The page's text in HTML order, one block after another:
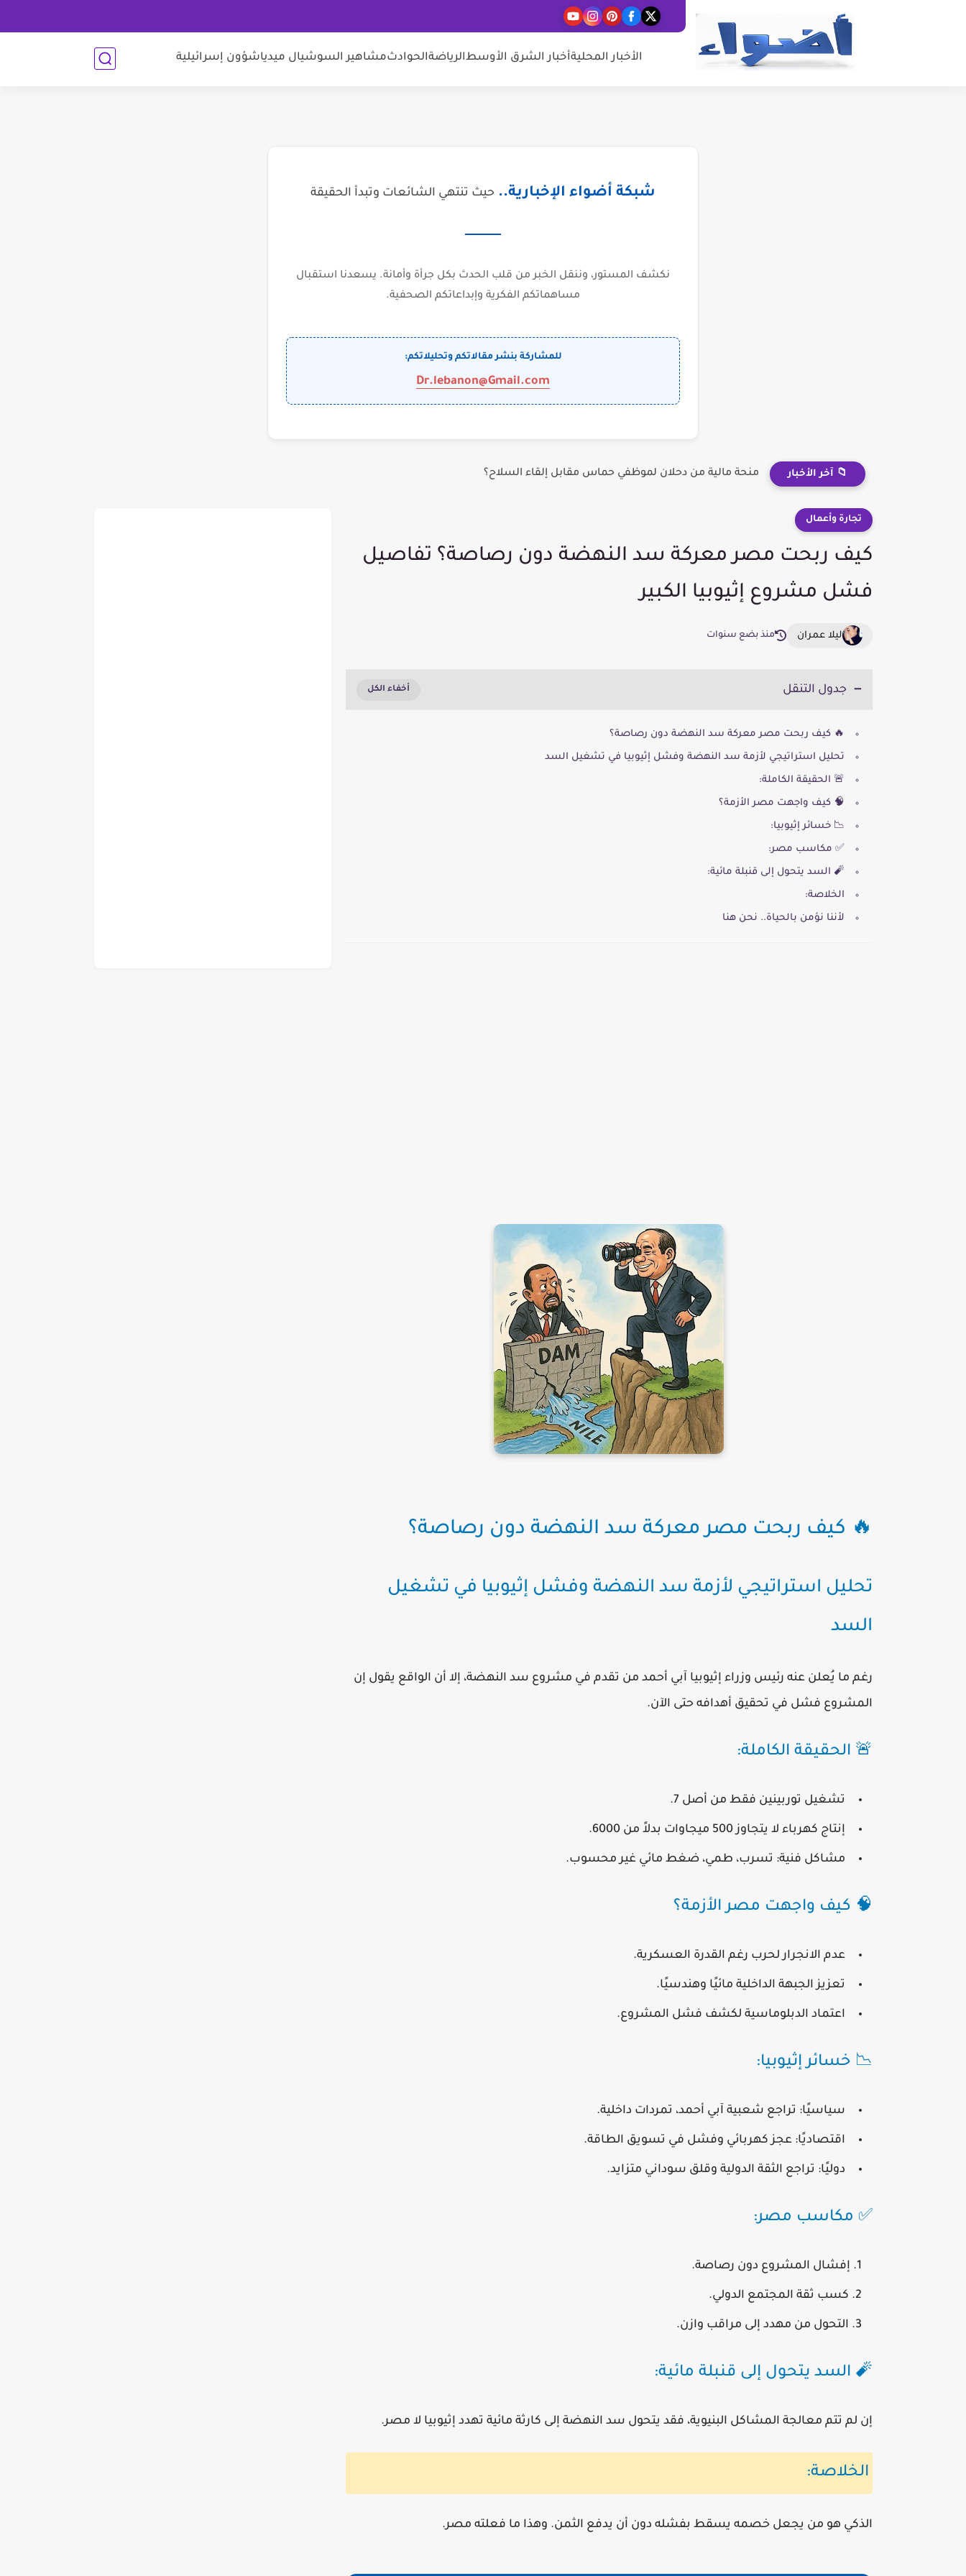
الأخبار المحليةأخبار الشرق الأوسطالرياضةالحوادثمشاهير السوشيال ميدياشؤون إسرائيلية
شبكة أضواء الإخبارية.. حيث تنتهي الشائعات وتبدأ الحقيقة
نكشف المستور، وننقل الخبر من قلب الحدث بكل جرأة وأمانة. يسعدنا استقبال
مساهماتكم الفكرية وإبداعاتكم الصحفية.
للمشاركة بنشر مقالاتكم وتحليلاتكم:
Dr.lebanon@Gmail.com
📁 آخر الأخبار منحة مالية من دحلان لموظفي حماس مقابل إلقاء السلاح؟
تجارة وأعمال
كيف ربحت مصر معركة سد النهضة دون رصاصة؟ تفاصيل
فشل مشروع إثيوبيا الكبير
ليلا عمران منذ بضع سنوات
جدول التنقل
🔥 كيف ربحت مصر معركة سد النهضة دون رصاصة؟
تحليل استراتيجي لأزمة سد النهضة وفشل إثيوبيا في تشغيل السد
🚨 الحقيقة الكاملة:
🧠 كيف واجهت مصر الأزمة؟
📉 خسائر إثيوبيا:
✅ مكاسب مصر:
🧨 السد يتحول إلى قنبلة مائية:
الخلاصة:
لأننا نؤمن بالحياة.. نحن هنا
🔥 كيف ربحت مصر معركة سد النهضة دون رصاصة؟
تحليل استراتيجي لأزمة سد النهضة وفشل إثيوبيا في تشغيل
السد
رغم ما يُعلن عنه رئيس وزراء إثيوبيا آبي أحمد من تقدم في مشروع سد النهضة، إلا أن الواقع يقول إن
المشروع فشل في تحقيق أهدافه حتى الآن.
🚨 الحقيقة الكاملة:
تشغيل توربينين فقط من أصل 7.
إنتاج كهرباء لا يتجاوز 500 ميجاوات بدلاً من 6000.
مشاكل فنية: تسرب، طمي، ضغط مائي غير محسوب.
🧠 كيف واجهت مصر الأزمة؟
عدم الانجرار لحرب رغم القدرة العسكرية.
تعزيز الجبهة الداخلية مائيًا وهندسيًا.
اعتماد الدبلوماسية لكشف فشل المشروع.
📉 خسائر إثيوبيا:
سياسيًا: تراجع شعبية آبي أحمد، تمردات داخلية.
اقتصاديًا: عجز كهربائي وفشل في تسويق الطاقة.
دوليًا: تراجع الثقة الدولية وقلق سوداني متزايد.
✅ مكاسب مصر:
إفشال المشروع دون رصاصة.
كسب ثقة المجتمع الدولي.
التحول من مهدد إلى مراقب وازن.
🧨 السد يتحول إلى قنبلة مائية:
إن لم تتم معالجة المشاكل البنيوية، فقد يتحول سد النهضة إلى كارثة مائية تهدد إثيوبيا لا مصر.
الخلاصة:
الذكي هو من يجعل خصمه يسقط بفشله دون أن يدفع الثمن. وهذا ما فعلته مصر.